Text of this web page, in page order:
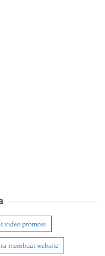
video promosi
membuat website